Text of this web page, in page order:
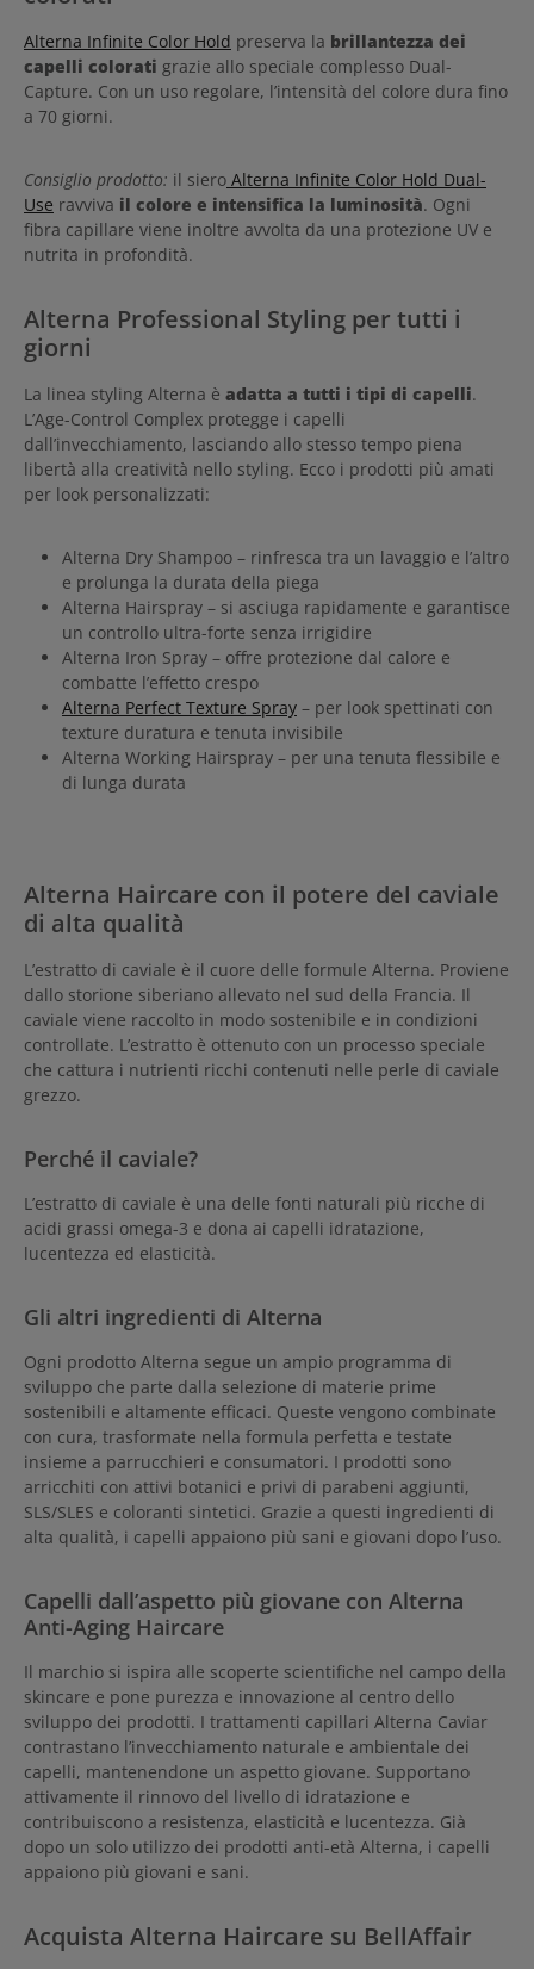
Alterna Infinite Color Hold preserva la brillantezza dei
capelli colorati grazie allo speciale complesso Dual-
Capture. Con un uso regolare, l’intensità del colore dura fino
a 70 giorni.
Consiglio prodotto: il siero Alterna Infinite Color Hold Dual-
Use ravviva il colore e intensifica la luminosità. Ogni
fibra capillare viene inoltre avvolta da una protezione UV e
nutrita in profondità.
Alterna Professional Styling per tutti i
giorni
La linea styling Alterna è adatta a tutti i tipi di capelli.
L’Age-Control Complex protegge i capelli
dall’invecchiamento, lasciando allo stesso tempo piena
libertà alla creatività nello styling. Ecco i prodotti più amati
per look personalizzati:
Alterna Dry Shampoo – rinfresca tra un lavaggio e l’altro
e prolunga la durata della piega
Alterna Hairspray – si asciuga rapidamente e garantisce
un controllo ultra-forte senza irrigidire
Alterna Iron Spray – offre protezione dal calore e
combatte l’effetto crespo
Alterna Perfect Texture Spray – per look spettinati con
texture duratura e tenuta invisibile
Alterna Working Hairspray – per una tenuta flessibile e
di lunga durata
Alterna Haircare con il potere del caviale
di alta qualità
L’estratto di caviale è il cuore delle formule Alterna. Proviene
dallo storione siberiano allevato nel sud della Francia. Il
caviale viene raccolto in modo sostenibile e in condizioni
controllate. L’estratto è ottenuto con un processo speciale
che cattura i nutrienti ricchi contenuti nelle perle di caviale
grezzo.
Perché il caviale?
L’estratto di caviale è una delle fonti naturali più ricche di
acidi grassi omega-3 e dona ai capelli idratazione,
lucentezza ed elasticità.
Gli altri ingredienti di Alterna
Ogni prodotto Alterna segue un ampio programma di
sviluppo che parte dalla selezione di materie prime
sostenibili e altamente efficaci. Queste vengono combinate
con cura, trasformate nella formula perfetta e testate
insieme a parrucchieri e consumatori. I prodotti sono
arricchiti con attivi botanici e privi di parabeni aggiunti,
SLS/SLES e coloranti sintetici. Grazie a questi ingredienti di
alta qualità, i capelli appaiono più sani e giovani dopo l’uso.
Capelli dall’aspetto più giovane con Alterna
Anti-Aging Haircare
Il marchio si ispira alle scoperte scientifiche nel campo della
skincare e pone purezza e innovazione al centro dello
sviluppo dei prodotti. I trattamenti capillari Alterna Caviar
contrastano l’invecchiamento naturale e ambientale dei
capelli, mantenendone un aspetto giovane. Supportano
attivamente il rinnovo del livello di idratazione e
contribuiscono a resistenza, elasticità e lucentezza. Già
dopo un solo utilizzo dei prodotti anti-età Alterna, i capelli
appaiono più giovani e sani.
Acquista Alterna Haircare su BellAffair